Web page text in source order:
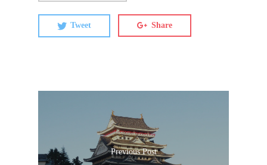
Tweet Share
Previous Post